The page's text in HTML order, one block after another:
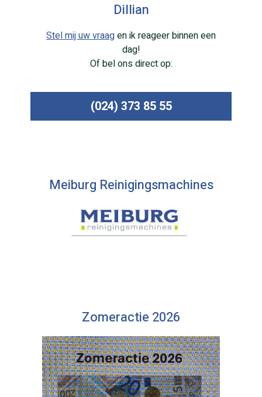
Dillian
Stel mij uw vraagen ik reageer binnen een
dag!
Of bel ons direct op:
(024) 373 85 55
Meiburg Reinigingsmachines
Zomeractie 2026